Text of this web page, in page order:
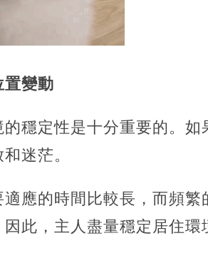
置變動
穩定性是十分重要的。
迷茫。
應的時間比較長，而頻
此，主人盡量穩定居住